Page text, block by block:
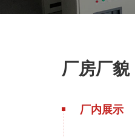
厂房厂貌
厂内展示